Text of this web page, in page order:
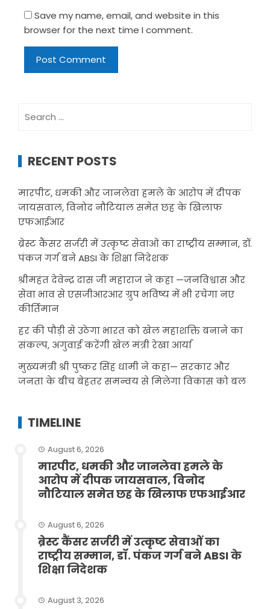
Save my name, email, and website in this
browser for the next time I comment.
for:
RECENT POSTS
मारपीट, धमकी और जानलेवा हमले के आरोप में दीपक
जायसवाल, विनोद नौटियाल समेत छह के खिलाफ
एफआईआर
ब्रेस्ट कैंसर सर्जरी में उत्कृष्ट सेवाओं का राष्ट्रीय सम्मान, डॉ.
पंकज गर्ग बने ABSI के शिक्षा निदेशक
श्रीमहंत देवेन्द्र दास जी महाराज ने कहा —जनविश्वास और
सेवा भाव से एसजीआरआर ग्रुप भविष्य में भी रचेगा नए
कीर्तिमान
हर की पौड़ी से उठेगा भारत को खेल महाशक्ति बनाने का
संकल्प, अगुवाई करेंगी खेल मंत्री रेखा आर्या
मुख्यमंत्री श्री पुष्कर सिंह धामी ने कहा— सरकार और
जनता के बीच बेहतर समन्वय से मिलेगा विकास को बल
TIMELINE
August 6, 2026
मारपीट, धमकी और जानलेवा हमले के
आरोप में दीपक जायसवाल, विनोद
नौटियाल समेत छह के खिलाफ एफआईआर
August 6, 2026
ब्रेस्ट कैंसर सर्जरी में उत्कृष्ट सेवाओं का
राष्ट्रीय सम्मान, डॉ. पंकज गर्ग बने ABSI के
शिक्षा निदेशक
August 3, 2026